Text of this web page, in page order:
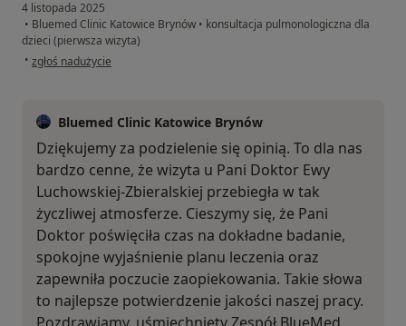
4 listopada 2025
• Bluemed Clinic Katowice Brynów • konsultacja pulmonologiczna dla
dzieci (pierwsza wizyta)
• w opinii użytkownika Mariola
zgłoś nadużycie
Bluemed Clinic Katowice Brynów
Dziękujemy za podzielenie się opinią. To dla nas
bardzo cenne, że wizyta u Pani Doktor Ewy
Luchowskiej-Zbieralskiej przebiegła w tak
życzliwej atmosferze. Cieszymy się, że Pani
Doktor poświęciła czas na dokładne badanie,
spokojne wyjaśnienie planu leczenia oraz
zapewniła poczucie zaopiekowania. Takie słowa
to najlepsze potwierdzenie jakości naszej pracy.